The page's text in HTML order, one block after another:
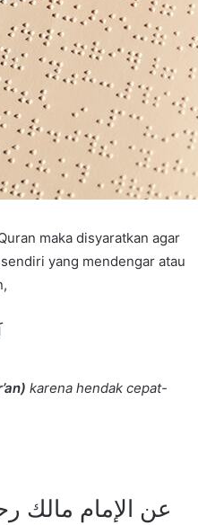
maka disyaratkan agar
yang mendengar atau
karena hendak cepat-
عن الإمام مالك